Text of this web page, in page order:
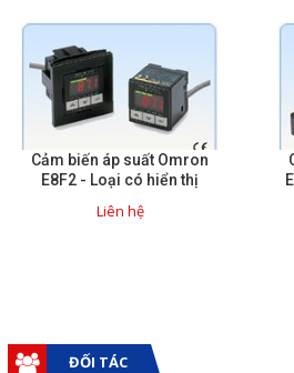
Cảm biến áp suất Omron
E8F2 - Loại có hiển thị
Liên hệ
ĐỐI TÁC
Hình ảnh sửa chữa
Liên hệ
TRÊN MẠNG XÃ HỘI